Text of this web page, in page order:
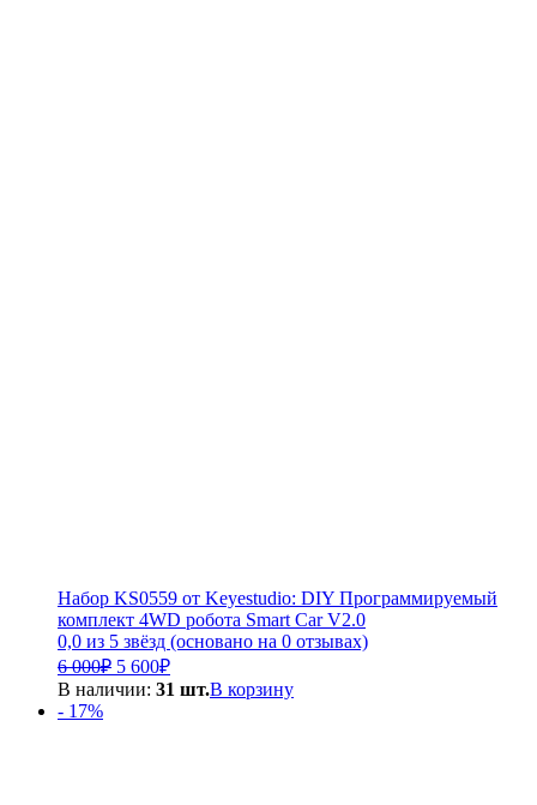
Набор KS0559 от Keyestudio: DIY Программируемый
комплект 4WD робота Smart Car V2.0
0,0 из 5 звёзд (основано на 0 отзывах)
6 000₽ Первоначальная
цена
5 600₽Текущая
цена:
В наличии: 31 шт.В корзину
- 17%